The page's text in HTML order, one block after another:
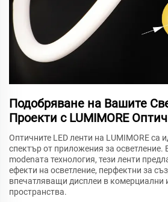
Подобряване на Вашите
Проекти с LUMIMORE
Оптичните LED ленти на LUMIMORE са
спектър от приложения за осветление.
modenата технология, тези ленти
ефекти на осветление, перфектни за
впечатляващи дисплеи в
пространства.